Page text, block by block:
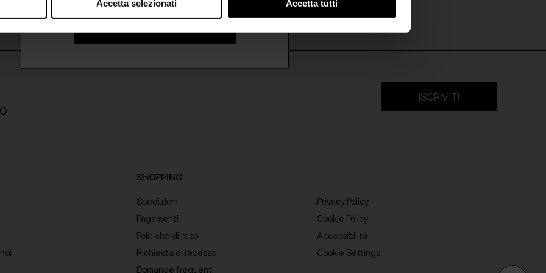
Accetta selezionati Accetta tutti
ISCRIVITI
SHOPPING
Spedizioni
Pagamenti
Politiche di reso
Richiesta di recesso
Domande frequenti
Privacy Policy
Cookie Policy
Accessibilità
Cookie Settings